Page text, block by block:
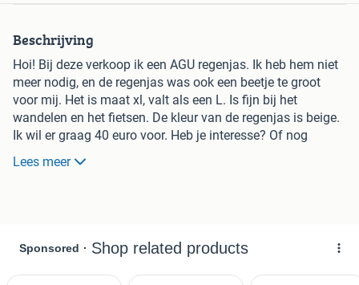
Beschrijving
Hoi! Bij deze verkoop ik een AGU regenjas. Ik heb hem niet
meer nodig, en de regenjas was ook een beetje te groot
voor mij. Het is maat xl, valt als een L. Is fijn bij het
wandelen en het fietsen. De kleur van de regenjas is beige.
Ik wil er graag 40 euro voor. Heb je interesse? Of nog
vragen?
Lees meer